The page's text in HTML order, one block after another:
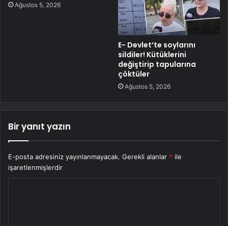
Ağustos 5, 2026
E- Devlet’te soylarını
sildiler! Kütüklerini
değiştirip tapularına
çöktüler
Ağustos 5, 2026
Bir yanıt yazın
E-posta adresiniz yayınlanmayacak. Gerekli alanlar * ile
işaretlenmişlerdir